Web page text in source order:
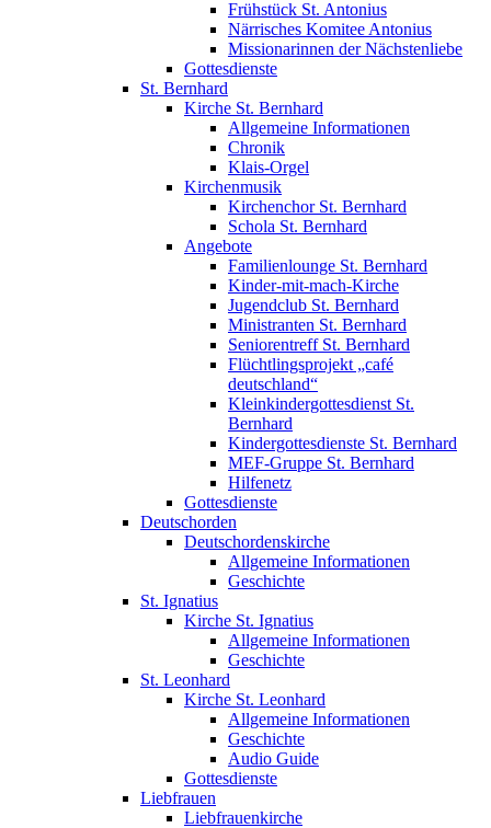
Frühstück St. Antonius
Närrisches Komitee Antonius
Missionarinnen der Nächstenliebe
Gottesdienste
St. Bernhard
Kirche St. Bernhard
Allgemeine Informationen
Chronik
Klais-Orgel
Kirchenmusik
Kirchenchor St. Bernhard
Schola St. Bernhard
Angebote
Familienlounge St. Bernhard
Kinder-mit-mach-Kirche
Jugendclub St. Bernhard
Ministranten St. Bernhard
Seniorentreff St. Bernhard
Flüchtlingsprojekt „café
deutschland“
Kleinkindergottesdienst St.
Bernhard
Kindergottesdienste St. Bernhard
MEF-Gruppe St. Bernhard
Hilfenetz
Gottesdienste
Deutschorden
Deutschordenskirche
Allgemeine Informationen
Geschichte
St. Ignatius
Kirche St. Ignatius
Allgemeine Informationen
Geschichte
St. Leonhard
Kirche St. Leonhard
Allgemeine Informationen
Geschichte
Audio Guide
Gottesdienste
Liebfrauen
Liebfrauenkirche